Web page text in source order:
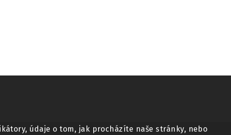
údaje o tom, jak procházíte naše stránky, nebo